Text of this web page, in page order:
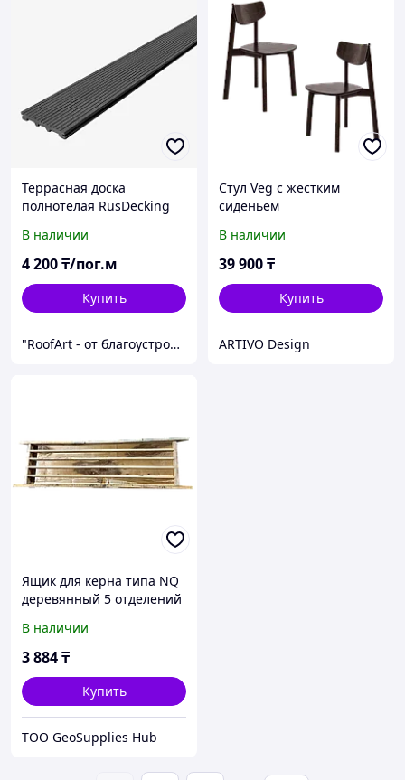
Террасная доска
полнотелая RusDecking
150*21мм
В наличии
4 200₸/пог.м
Купить
"RoofArt - от благоустройства до кровли"
Стул Veg с жестким
сиденьем
В наличии
39 900₸
Купить
ARTIVO Design
Ящик для керна типа NQ
деревянный 5 отделений
В наличии
3 884₸
Купить
TOO GeoSupplies Hub